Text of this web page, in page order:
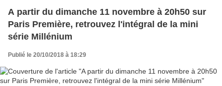
A partir du dimanche 11 novembre à 20h50 sur
Paris Première, retrouvez l'intégral de la mini
série Millénium
Publié le 20/10/2018 à 18:29